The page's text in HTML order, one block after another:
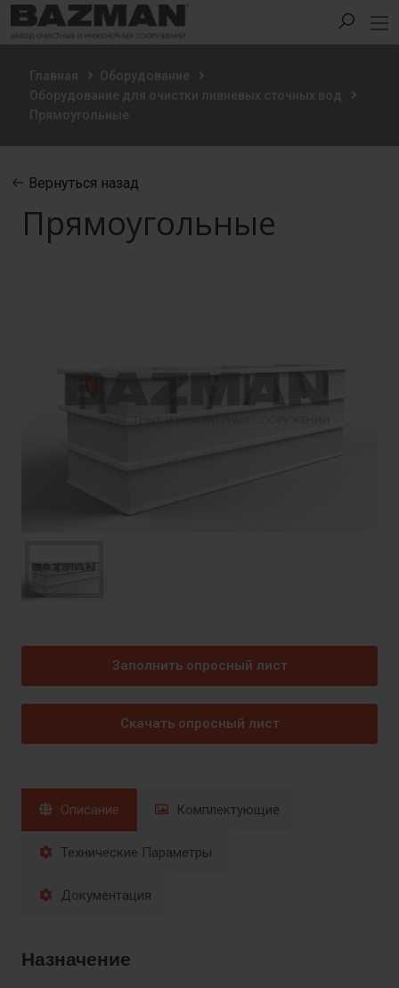
Главная
Оборудование
Оборудование для очистки ливневых сточных вод
Прямоугольные
Вернуться назад
Прямоугольные
Заполнить опросный лист
Скачать опросный лист
Описание Комплектующие
Технические Параметры
Документация
Назначение